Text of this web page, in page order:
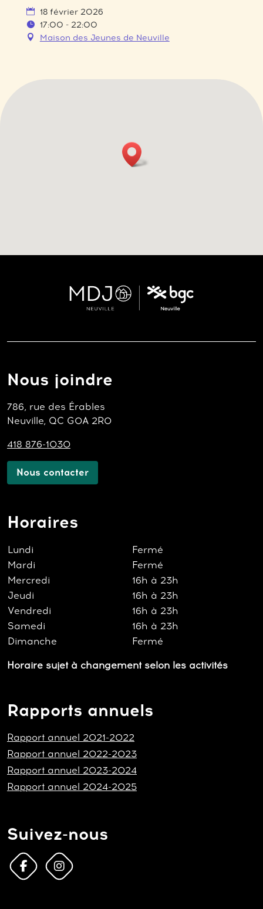
18 février 2026
17:00 - 22:00
Maison des Jeunes de Neuville
Nous joindre
786, rue des Érables
Neuville, QC G0A 2R0
418 876-1030
Nous contacter
Horaires
Lundi
Fermé
Mardi
Fermé
Mercredi
16h à 23h
Jeudi
16h à 23h
Vendredi
16h à 23h
Samedi
16h à 23h
Dimanche
Fermé
Horaire sujet à changement selon les activités
Rapports annuels
Rapport annuel 2021-2022
Rapport annuel 2022-2023
Rapport annuel 2023-2024
Rapport annuel 2024-2025
Suivez-nous